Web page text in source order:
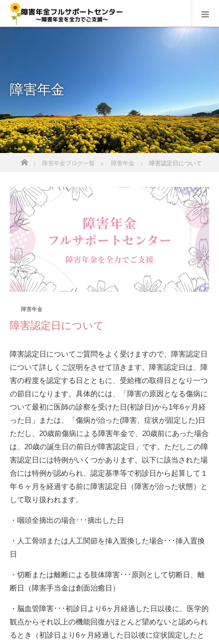
障害年金
障害年金ブログ一覧 障害年金 障害認定日について
障害年金
障害認定日について
障害認定日についてご質問をよく受けますので、障害認定日
について詳しくご説明をさせて頂きます。障害認定日は、障
害の程度を認定する日とともに、受給権の取得日となり一つ
の節目になります。具体的には、「障害の原因となる傷病に
ついて最初に医師の診察を受けた日(初診日)から1年6ヶ月経
った日」または、「傷病が治った(障害、症状が固定した)日
ただし、20歳前傷病による障害年金で、20歳前にあった場合
は、20歳の誕生日の前日が障害認定日」です。ただしこの障
害認定日には特例がいくつかあります。以下に該当された場
合には特例が認められ、認定基準等で初診日から起算して１
年６ヶ月を経過する前に障害認定日（障害が治った状態）と
して取り扱われます。
・咽頭全摘出の場合･･･摘出した日
・人工骨頭または人工関節を挿入置換した場合･･･挿入置換
日
・切断または離断による肢体障害･･･原則として切断日、離
断日（障害手当金は創面治癒日）
・脳血管障害･･･初診日より6ヶ月経過した日以後に、医学的
観点からそれ以上の機能回復がほとんど望めないと認められ
るとき（初診日より6ヶ月経過した日以後に症状固定したと